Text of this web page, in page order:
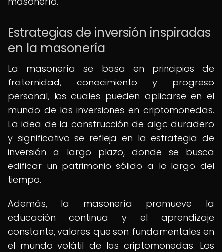
Estrategias de inversión inspiradas
en la masonería
La masonería se basa en principios de
fraternidad, conocimiento y progreso
personal, los cuales pueden aplicarse en el
mundo de las inversiones en criptomonedas.
La idea de la construcción de algo duradero
y significativo se refleja en la estrategia de
inversión a largo plazo, donde se busca
edificar un patrimonio sólido a lo largo del
tiempo.
Además, la masonería promueve la
educación continua y el aprendizaje
constante, valores que son fundamentales en
el mundo volátil de las criptomonedas. Los